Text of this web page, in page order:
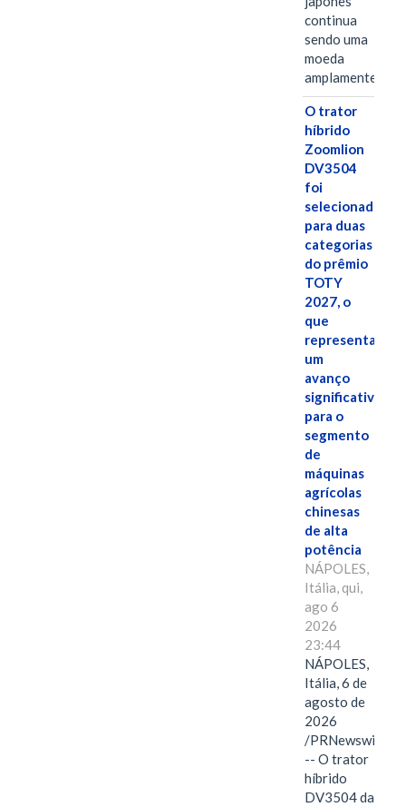
continua
sendo uma
moeda
amplamente…
O trator
híbrido
Zoomlion
DV3504
foi
selecionado
para duas
categorias
do prêmio
TOTY
2027, o
que
representa
um
avanço
significativo
para o
segmento
de
máquinas
agrícolas
chinesas
de alta
potência
NÁPOLES,
Itália, qui,
ago 6
2026
23:44
NÁPOLES,
Itália, 6 de
agosto de
2026
/PRNewswire/
-- O trator
híbrido
DV3504 da